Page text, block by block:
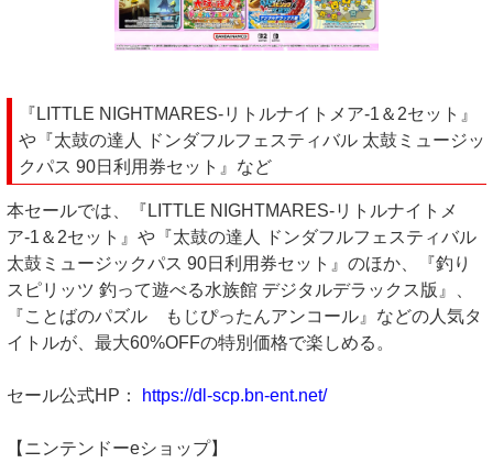
『LITTLE NIGHTMARES-リトルナイトメア-1＆2セット』
や『太鼓の達人 ドンダフルフェスティバル 太鼓ミュージッ
クパス 90日利用券セット』など
本セールでは、『LITTLE NIGHTMARES-リトルナイトメ
ア-1＆2セット』や『太鼓の達人 ドンダフルフェスティバル
太鼓ミュージックパス 90日利用券セット』のほか、『釣り
スピリッツ 釣って遊べる水族館 デジタルデラックス版』、
『ことばのパズル もじぴったんアンコール』などの人気タ
イトルが、最大60%OFFの特別価格で楽しめる。
セール公式HP： https://dl-scp.bn-ent.net/
【ニンテンドーeショップ】